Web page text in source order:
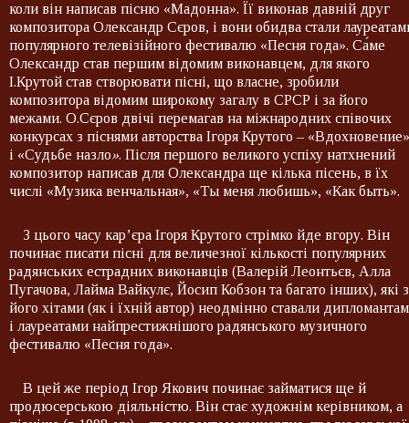
коли він написав пісню «Мадонна». Її виконав давній друг
композитора Олександр Сєров, і вони обидва стали
популярного телевізійного фестивалю «Песня года». Са́ме
Олександр став першим відомим виконавцем, для якого
І.Крутой став створювати пісні, що власне, зробили
композитора відомим широкому загалу в СРСР і за його
межами. О.Сєров двічі перемагав на міжнародних співочих
конкурсах з піснями авторства Ігоря Крутого –
і «Судьбе назло». Після першого великого успіху натхнений
композитор написав для Олександра ще кілька пісень, в їх
числі «Музика венчальная», «Ты меня любишь», «Как быть».
З цього часу кар’єра Ігоря Крутого стрімко йде вгору. Він
починає писати пісні для величезної кількості популярних
радянських естрадних виконавців (Валерій Леонтьєв, Алла
Пугачова, Лайма Вайкулє, Йосип Кобзон та багато інших), які з
його хітами (як і їхній автор) неодмінно ставали
і лауреатами найпрестижнішого радянського музичного
фестивалю «Песня года».
В цей же період Ігор Якович починає займатися ще й
продюсерською діяльністю. Він стає художнім керівником, а